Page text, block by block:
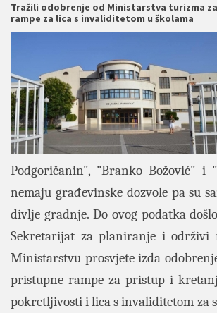
Tražili odobrenje od Ministarstva turizma
rampe za lica s invaliditetom u školama
Podgoričanin", "Branko Božović" i
nemaju građevinske dozvole pa su
divlje gradnje. Do ovog podatka
Sekretarijat za planiranje i održivi
Ministarstvu prosvjete izda
pristupne rampe za pristup i
pokretljivosti i lica s invaliditetom za